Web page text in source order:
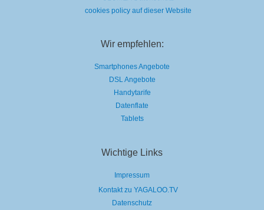
cookies policy auf dieser Website
Wir empfehlen:
Smartphones Angebote
DSL Angebote
Handytarife
Datenflate
Tablets
Wichtige Links
Impressum
Kontakt zu YAGALOO.TV
Datenschutz